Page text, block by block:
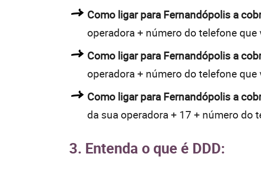
Como ligar para Fernandópolis a
operadora + número do telefone
Como ligar para Fernandópolis a
operadora + número do telefone
Como ligar para Fernandópolis a
da sua operadora + 17 + número do
3. Entenda o que é DDD: